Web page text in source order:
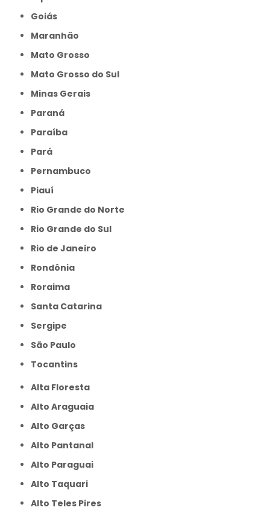
Goiás
Maranhão
Mato Grosso
Mato Grosso do Sul
Minas Gerais
Paraná
Paraíba
Pará
Pernambuco
Piauí
Rio Grande do Norte
Rio Grande do Sul
Rio de Janeiro
Rondônia
Roraima
Santa Catarina
Sergipe
São Paulo
Tocantins
Alta Floresta
Alto Araguaia
Alto Garças
Alto Pantanal
Alto Paraguai
Alto Taquari
Alto Teles Pires